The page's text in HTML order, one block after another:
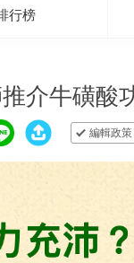
行榜
介牛磺酸
編輯政策